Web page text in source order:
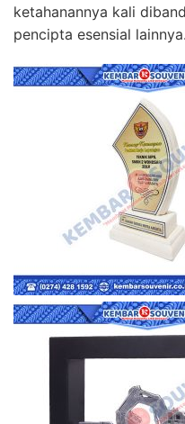
ketahanannya kali
pencipta esensial lainnya.